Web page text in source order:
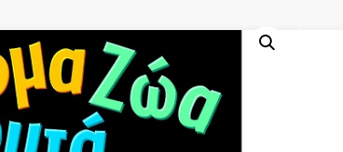
Φιγούρες Δράσης
Φιγούρες
Τρένα